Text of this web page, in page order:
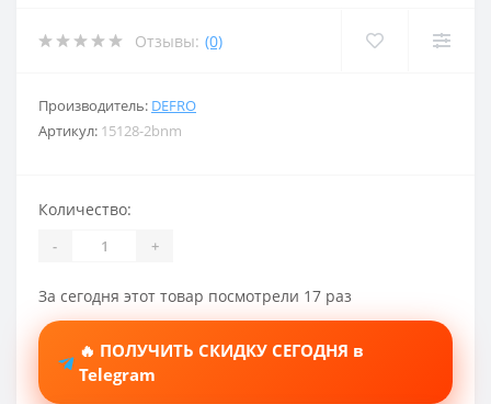
Отзывы: (0)
Производитель: DEFRO
Артикул: 15128-2bnm
Количество:
- +
За сегодня этот товар посмотрели 17 раз
🔥 ПОЛУЧИТЬ СКИДКУ СЕГОДНЯ в
Telegram